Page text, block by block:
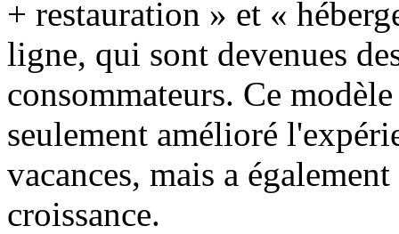
+ restauration » et «
ligne, qui sont devenues
consommateurs. Ce
seulement amélioré
vacances, mais a
croissance.